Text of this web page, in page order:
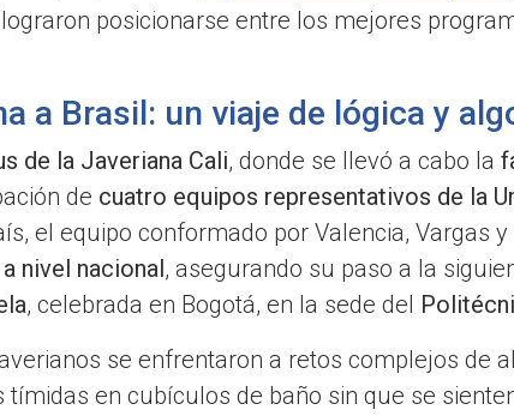
posicionarse entre los mejores
a Brasil: un viaje de lógica y
de la Javeriana Cali, donde se llevó a cabo la
de cuatro equipos representativos de la
el equipo conformado por Valencia, Vargas
nivel nacional, asegurando su paso a la
, celebrada en Bogotá, en la sede del
se enfrentaron a retos complejos de
en cubículos de baño sin que se